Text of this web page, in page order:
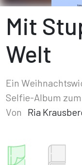
Mit
Welt
Ein
Selfie-Album
Von
Ria